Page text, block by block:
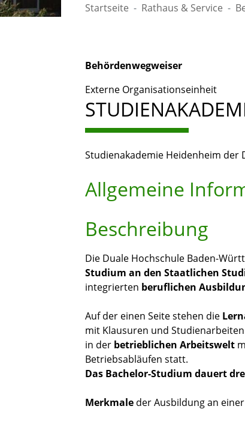
Startseite Rathaus & Service
Behördenwegweiser
Externe Organisationseinheit
Studienakademie Heidenheim der
Allgemeine
Beschreibung
Die Duale Hochschule Baden-
Studium an den Staatlichen
integrierten beruflichen
Auf der einen Seite stehen die
mit Klausuren und
in der betrieblichen Arbeitswelt
Betriebsabläufen statt.
Das Bachelor-Studium dauert
Merkmale der Ausbildung an